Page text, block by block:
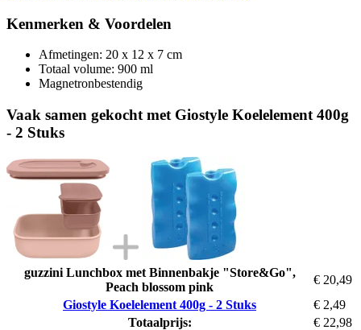
Kenmerken & Voordelen
Afmetingen: 20 x 12 x 7 cm
Totaal volume: 900 ml
Magnetronbestendig
Vaak samen gekocht met Giostyle Koelelement 400g
- 2 Stuks
guzzini Lunchbox met Binnenbakje "Store&Go",
Peach blossom pink
€ 20,49
Giostyle Koelelement 400g - 2 Stuks
€ 2,49
Totaalprijs:
€ 22,98